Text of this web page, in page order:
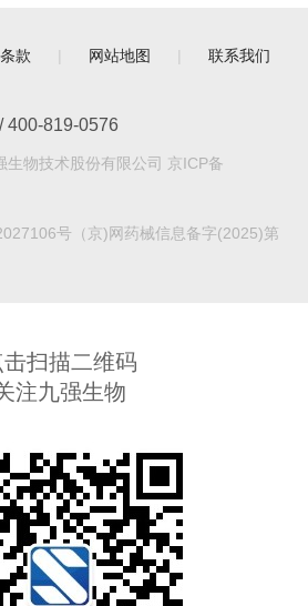
款 | 网站地图 | 联系我们
400-819-0576
物技术股份有限公司 京ICP备
号 （京)网药械信息备字(2025)第
击扫描二维码
注九强生物